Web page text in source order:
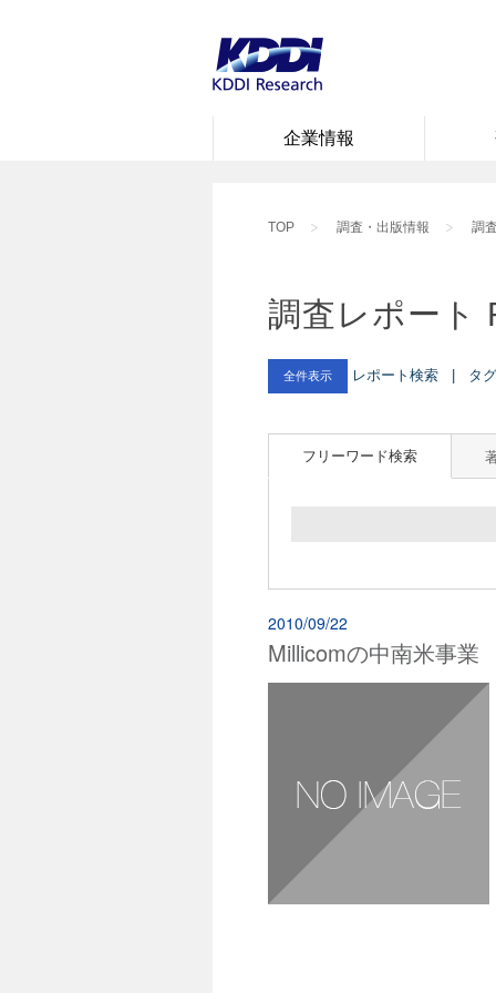
企業情報
TOP 調査・出版情報 調
調査レポート
全件表示 レポート検索 | タ
フリーワード検索
2010/09/22
Millicomの中南米事業